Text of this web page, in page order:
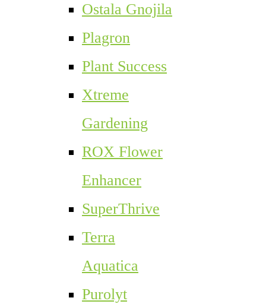
Ostala Gnojila
Plagron
Plant Success
Xtreme
Gardening
ROX Flower
Enhancer
SuperThrive
Terra
Aquatica
Purolyt